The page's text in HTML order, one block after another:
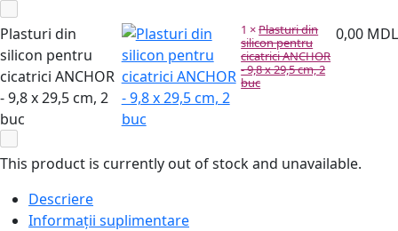
Plasturi din
silicon pentru
cicatrici ANCHOR
- 9,8 x 29,5 cm, 2
buc
1 ×Plasturi din
silicon pentru
cicatrici ANCHOR
- 9,8 x 29,5 cm, 2
buc
0,00 MDL
This product is currently out of stock and unavailable.
Descriere
Informații suplimentare